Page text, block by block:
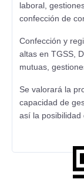
laboral,
confección de
Confección y
altas en TGSS,
mutuas,
Se valorará la
capacidad de
así la posibilidad